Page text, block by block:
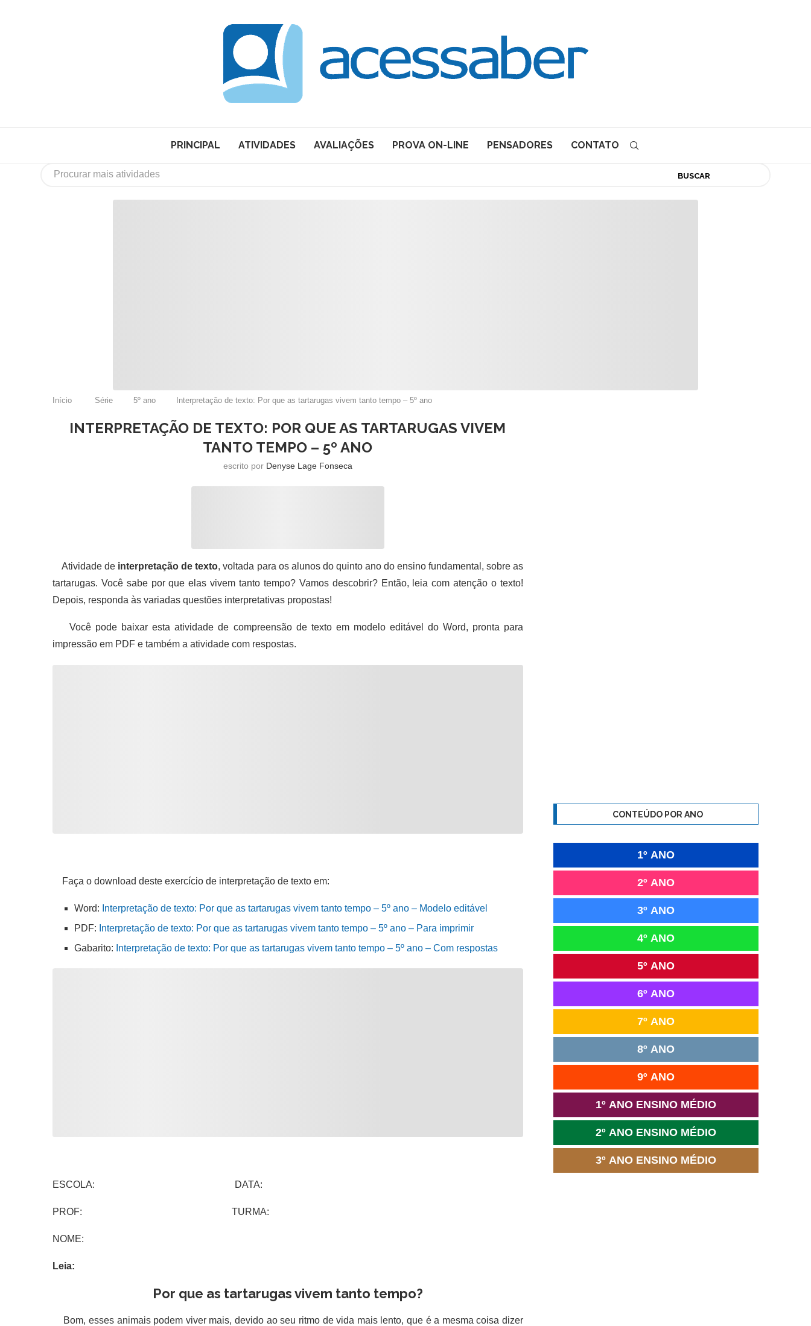
PRINCIPAL ATIVIDADES AVALIAÇÕES PROVA ON-LINE PENSADORES CONTATO
BUSCAR
Início Série 5º ano Interpretação de texto: Por que as tartarugas vivem tanto tempo – 5º ano
INTERPRETAÇÃO DE TEXTO: POR QUE AS TARTARUGAS VIVEM
TANTO TEMPO – 5º ANO
escrito por Denyse Lage Fonseca
Atividade de interpretação de texto, voltada para os alunos do quinto ano do ensino fundamental, sobre as
tartarugas. Você sabe por que elas vivem tanto tempo? Vamos descobrir? Então, leia com atenção o texto!
Depois, responda às variadas questões interpretativas propostas!
Você pode baixar esta atividade de compreensão de texto em modelo editável do Word, pronta para
impressão em PDF e também a atividade com respostas.
Faça o download deste exercício de interpretação de texto em:
Word: Interpretação de texto: Por que as tartarugas vivem tanto tempo – 5º ano – Modelo editável
PDF: Interpretação de texto: Por que as tartarugas vivem tanto tempo – 5º ano – Para imprimir
Gabarito: Interpretação de texto: Por que as tartarugas vivem tanto tempo – 5º ano – Com respostas
ESCOLA: DATA:
PROF: TURMA:
NOME:
Leia:
Por que as tartarugas vivem tanto tempo?
Bom, esses animais podem viver mais, devido ao seu ritmo de vida mais lento, que é a mesma coisa dizer
CONTEÚDO POR ANO
1º ANO
2º ANO
3º ANO
4º ANO
5º ANO
6º ANO
7º ANO
8º ANO
9º ANO
1º ANO ENSINO MÉDIO
2º ANO ENSINO MÉDIO
3º ANO ENSINO MÉDIO